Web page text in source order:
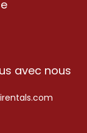
avec nous